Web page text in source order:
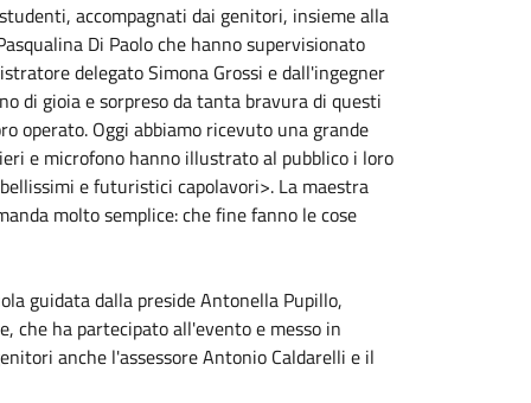
accompagnati dai genitori, insieme alla
Di Paolo che hanno supervisionato
delegato Simona Grossi e dall'ingegner
di gioia e sorpreso da tanta bravura di questi
operato. Oggi abbiamo ricevuto una grande
e microfono hanno illustrato al pubblico i loro
e futuristici capolavori>. La maestra
molto semplice: che fine fanno le cose
guidata dalla preside Antonella Pupillo,
che ha partecipato all'evento e messo in
anche l'assessore Antonio Caldarelli e il